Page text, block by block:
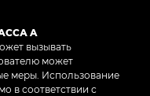
A
вызывать
может
меры. Использование
в соответствии с